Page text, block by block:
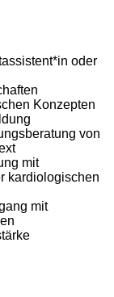
oder
Konzepten
von
mit
kardiologischen
mit